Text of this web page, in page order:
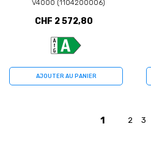
V4000 (1104200006)
CHF 2 572,80
AJOUTER AU PANIER
1 2 3